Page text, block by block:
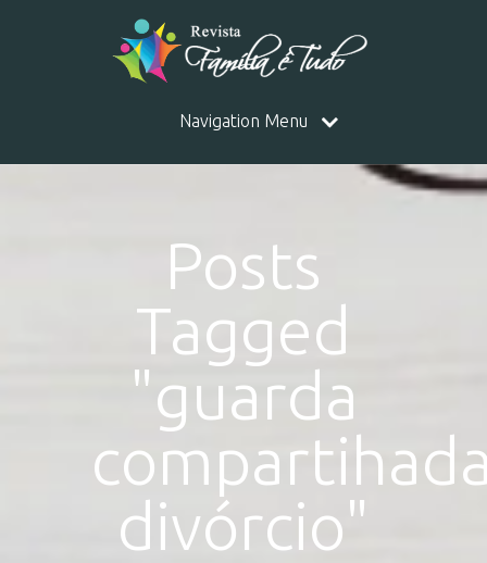
Navigation Menu
Posts
Tagged
"guarda
divórcio"